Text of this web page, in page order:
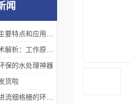
闻
保的水处理神器
货啦